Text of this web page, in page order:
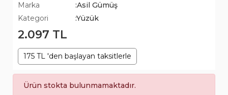
Marka
:Asil Gümüş
Kategori
:Yüzük
2.097 TL
175 TL 'den başlayan taksitlerle
Ürün stokta bulunmamaktadır.